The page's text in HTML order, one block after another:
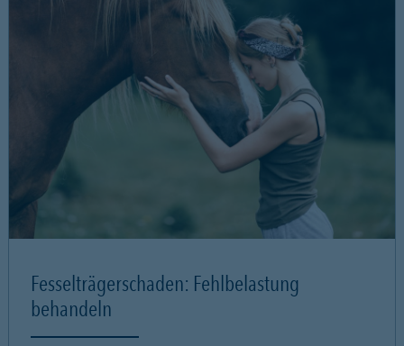
Fesselträgerschaden: Fehlbelastung
behandeln